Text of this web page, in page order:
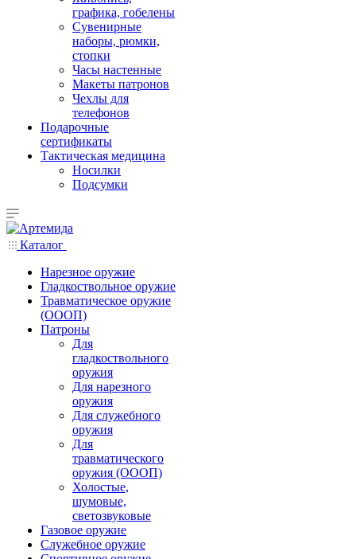
графика, гобелены
Сувенирные
наборы, рюмки,
стопки
Часы настенные
Макеты патронов
Чехлы для
телефонов
Подарочные
сертификаты
Тактическая медицина
Носилки
Подсумки
Каталог
Нарезное оружие
Гладкоствольное оружие
Травматическое оружие
(ОООП)
Патроны
Для
гладкоствольного
оружия
Для нарезного
оружия
Для служебного
оружия
Для
травматического
оружия (ОООП)
Холостые,
шумовые,
светозвуковые
Газовое оружие
Служебное оружие